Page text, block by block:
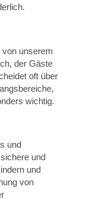
von unserem
der Gäste
oft über
wichtig.
und
und
und
von